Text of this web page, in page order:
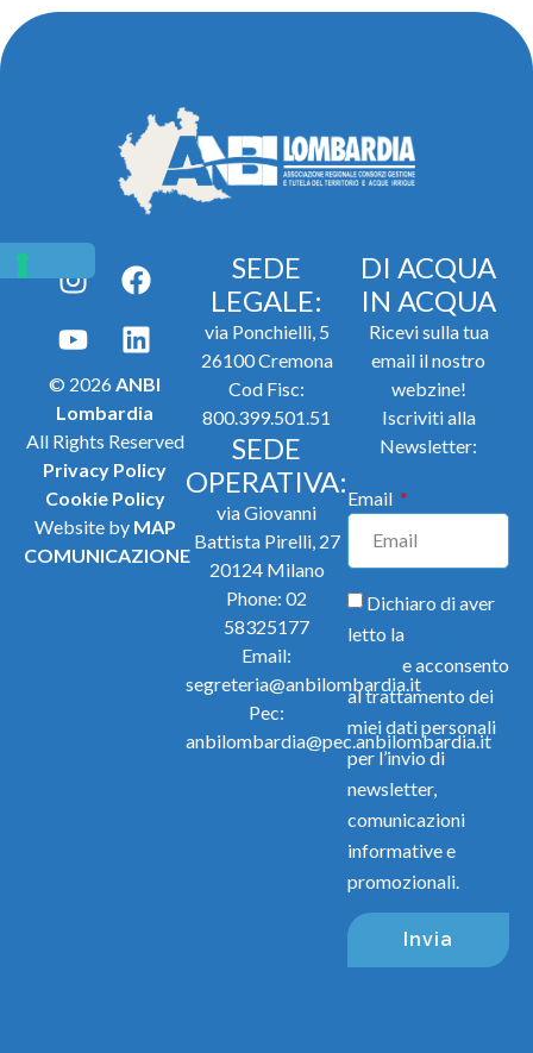
© 2026ANBI
Lombardia
All Rights Reserved
Privacy Policy
Cookie Policy
Website by MAP
COMUNICAZIONE
SEDE
LEGALE:
via Ponchielli, 5
26100 Cremona
Cod Fisc:
800.399.501.51
SEDE
OPERATIVA:
via Giovanni
Battista Pirelli, 27
20124 Milano
Phone: 02
58325177
Email:
segreteria@anbilombardia.it
Pec:
anbilombardia@pec.anbilombardia.it
DI ACQUA
IN ACQUA
Ricevi sulla tua
email il nostro
webzine!
Iscriviti alla
Newsletter:
Email
Dichiaro di aver
letto la
e acconsento
al trattamento dei
miei dati personali
per l’invio di
newsletter,
comunicazioni
informative e
promozionali.
Invia